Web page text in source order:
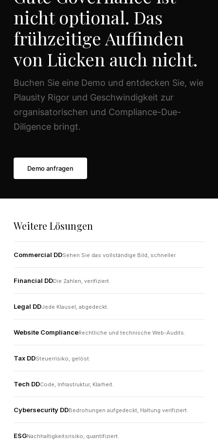
nicht optional. Das
frühzeitige Auffinden
von Lücken auch nicht.
Buchen Sie eine Demo und entdecken Sie, wie
Plausity Rigor und Geschwindigkeit zur
organisatorischen und Compliance-Due-
Diligence bringt.
Demo anfragen
Weitere Lösungen
Commercial DDSehen Sie das vollständige Bild, schneller.
Financial DDDie Zahlen, verifiziert.
Legal DDJede Klausel, abgedeckt.
Website ComplianceRechtliche und technische Web-Audits.
Tax DDSteuerrisiko, gelöst.
Tech DDCode, Infrastruktur, Klarheit.
Cybersecurity DDBedrohungen aufgedeckt, Haltung verifiziert.
ESGNachhaltigkeitsrisiko, quantifiziert.